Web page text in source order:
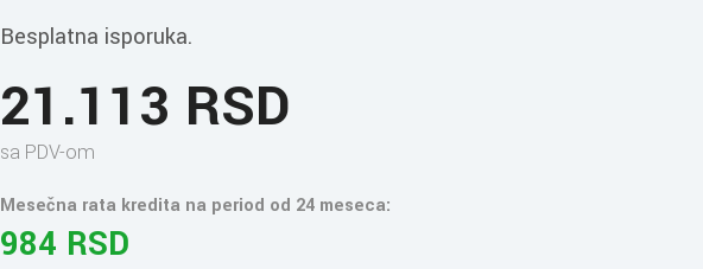
Besplatna isporuka.
21.113 RSD
sa PDV-om
Mesečna rata kredita na period od 24 meseca:
984 RSD